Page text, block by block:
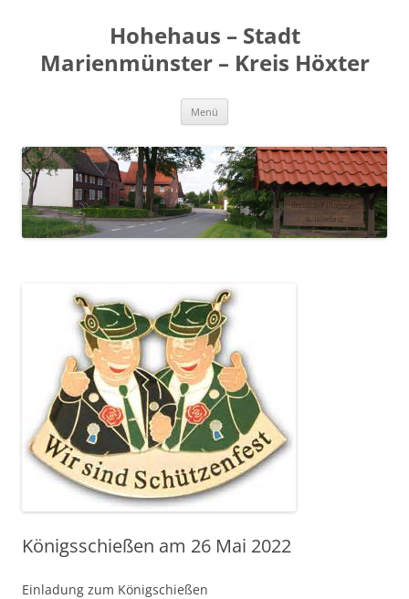
Hohehaus – Stadt
Marienmünster – Kreis Höxter
Menü
Königsschießen am 26 Mai 2022
Einladung zum Königschießen